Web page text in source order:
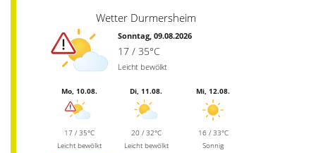
Wetter Durmersheim
Sonntag, 09.08.2026
17 / 35°C
Leicht bewölkt
Mo, 10.08.
17 / 35°C
Leicht bewölkt
Di, 11.08.
20 / 32°C
Leicht bewölkt
Mi, 12.08.
16 / 33°C
Sonnig